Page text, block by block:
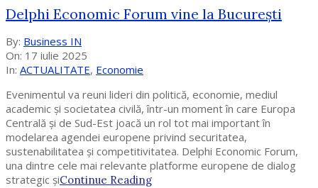
Delphi Economic Forum vine la București
2025-
07-
17
By: Business IN
On: 17 iulie 2025
In: ACTUALITATE, Economie
Evenimentul va reuni lideri din politică, economie, mediul
academic și societatea civilă, într-un moment în care Europa
Centrală și de Sud-Est joacă un rol tot mai important în
modelarea agendei europene privind securitatea,
sustenabilitatea și competitivitatea. Delphi Economic Forum,
una dintre cele mai relevante platforme europene de dialog
strategic șiContinue Reading